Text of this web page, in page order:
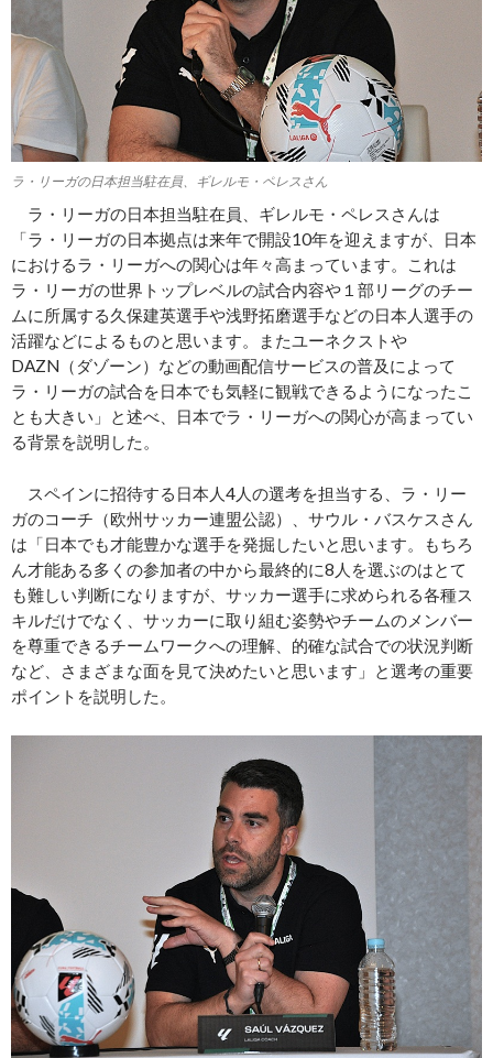
ラ・リーガの日本担当駐在員、ギレルモ・ペレスさん
ラ・リーガの日本担当駐在員、ギレルモ・ペレスさんは
「ラ・リーガの日本拠点は来年で開設10年を迎えますが、日本
におけるラ・リーガへの関心は年々高まっています。これは
ラ・リーガの世界トップレベルの試合内容や１部リーグのチー
ムに所属する久保建英選手や浅野拓磨選手などの日本人選手の
活躍などによるものと思います。またユーネクストや
DAZN（ダゾーン）などの動画配信サービスの普及によって
ラ・リーガの試合を日本でも気軽に観戦できるようになったこ
とも大きい」と述べ、日本でラ・リーガへの関心が高まってい
る背景を説明した。
スペインに招待する日本人4人の選考を担当する、ラ・リー
ガのコーチ（欧州サッカー連盟公認）、サウル・バスケスさん
は「日本でも才能豊かな選手を発掘したいと思います。もちろ
ん才能ある多くの参加者の中から最終的に8人を選ぶのはとて
も難しい判断になりますが、サッカー選手に求められる各種ス
キルだけでなく、サッカーに取り組む姿勢やチームのメンバー
を尊重できるチームワークへの理解、的確な試合での状況判断
など、さまざまな面を見て決めたいと思います」と選考の重要
ポイントを説明した。